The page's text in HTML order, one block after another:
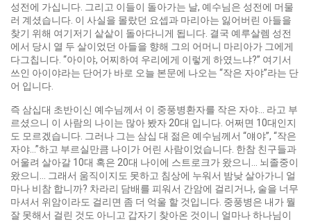
성전에 가십니다. 그리고 이들이 돌아가는 날, 예수님은 성전에 머물
러 계셨습니다. 이 사실을 몰랐던 요셉과 마리아는 잃어버린 아들을
찾기 위해 여기저기 샅샅이 돌아다니게 됩니다. 결국 예루살렘 성전
에서 당시 열 두 살이었던 아들을 향해 그의 어머니 마리아가 그에게
다그칩니다. “아이야, 어찌하여 우리에게 이렇게 하였느냐?” 여기서
쓰인 아이야라는 단어가 바로 오늘 본문에 나오는 “작은 자야”라는 단
어 입니다.
즉 삼십대 초반이신 예수님께서 이 중풍병환자를 작은 자야… 라고 부
르셨으니 이 사람의 나이는 많아 봤자 20대 입니다. 어쩌면 10대인지
도 모르겠습니다. 그러나 그는 삼십 대 젊은 예수님께서 “얘야”, “작은
자야…”하고 부르실만큼 나이가 어린 사람이었습니다. 한참 친구들과
어울려 살아갈 10대 혹은 20대 나이에 스트로크가 왔으니… 뇌졸중이
왔으니… 그래서 움직이지도 못하고 침상에 누워서 밤낮 살아가니 얼
마나 비참 합니까? 차라리 담배를 피워서 간암에 걸리거나, 술을 너무
마셔서 위암이라도 걸리면 좀 더 억울 할 것입니다. 중풍병은 내가 뭘
잘 못해서 걸린 것도 아니고 갑자기 찾아온 것이니 얼마나 하나님이